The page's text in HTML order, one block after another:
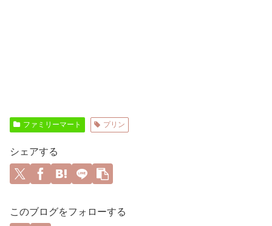
ファミリーマート プリン
シェアする
このブログをフォローする